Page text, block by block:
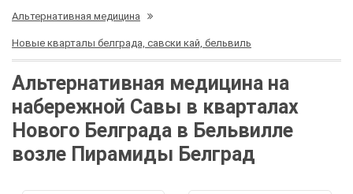
Альтернативная медицина
Новые кварталы белграда, савски кай, бельвиль
Альтернативная медицина на
набережной Савы в кварталах
Нового Белграда в Бельвилле
возле Пирамиды Белград